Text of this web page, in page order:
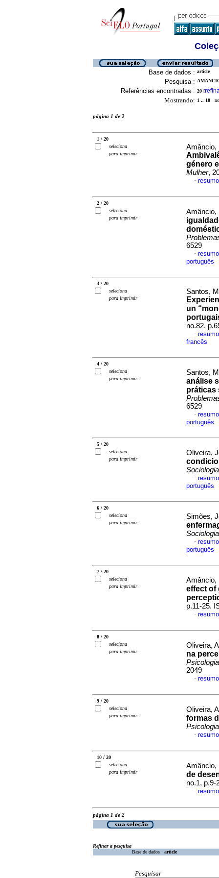
Base de dados : article
Pesquisa :
Referências encontradas : 20 [
Mostrando: 1 .. 10
página 1 de 2
1 / 20
seleciona
para imprimir
Amâncio,
género
Mulher,
·
2 / 20
seleciona
para imprimir
Amâncio,
6529
·
português
3 / 20
seleciona
para imprimir
Santos,
un
no.82,
·
francês
4 / 20
seleciona
para imprimir
Santos,
análise
práticas
6529
·
português
5 / 20
seleciona
para imprimir
Oliveira,
Sociologia
·
português
6 / 20
seleciona
para imprimir
Simões,
Sociologia
·
português
7 / 20
seleciona
para imprimir
effect of
p.11-25.
·
8 / 20
seleciona
para imprimir
Oliveira,
na
Psicologia
2049
·
9 / 20
seleciona
para imprimir
Oliveira,
formas
Psicologia
·
10 / 20
seleciona
para imprimir
de
no.1, p.9-
·
página 1 de 2
Refinar a pesquisa
Base de dados : article
Pesquisar